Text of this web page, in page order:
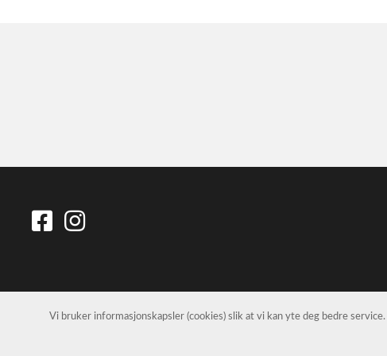
Vi bruker informasjonskapsler (cookies) slik at vi kan yte deg bedre